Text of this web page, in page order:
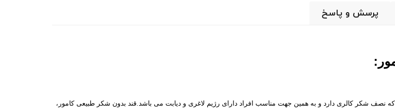
پرسش و پاسخ
نصف شکر کالری دارد و به همین جهت مناسب افراد دارای رژیم لاغری و دیابت می باشد قند بدون شکر طبیعی کامور،